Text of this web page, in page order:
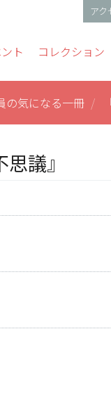
アク
ト コレクション
の気になる一冊
思議』